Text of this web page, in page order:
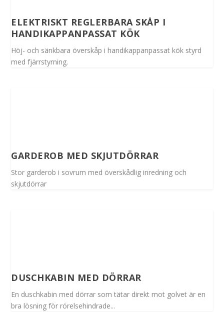
ELEKTRISKT REGLERBARA SKÅP I
HANDIKAPPANPASSAT KÖK
Höj- och sänkbara överskåp i handikappanpassat kök styrd
med fjärrstyrning.
GARDEROB MED SKJUTDÖRRAR
Stor garderob i sovrum med överskådlig inredning och
skjutdörrar
DUSCHKABIN MED DÖRRAR
En duschkabin med dörrar som tätar direkt mot golvet är en
bra lösning för rörelsehindrade...